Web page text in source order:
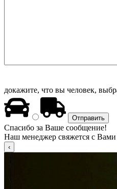
докажите, что вы человек,
Спасибо за Ваше сообщение!
Наш менеджер свяжется с